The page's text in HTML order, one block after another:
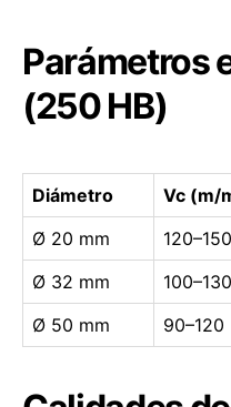
Parámetros
(250 HB)
Diámetro Vc (m/
Ø 20 mm
120–150
Ø 32 mm
100–130
Ø 50 mm
90–120